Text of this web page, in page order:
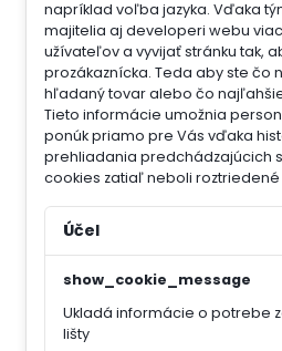
napríklad voľba jazyka. Vďaka
majitelia aj developeri webu
užívateľov a vyvijať stránku tak,
prozákaznícka. Teda aby ste čo
hľadaný tovar alebo čo
Tieto informácie umožnia
ponúk priamo pre Vás vďaka
prehliadania predchádzajúcich
cookies zatiaľ neboli
Účel
show_cookie_message
Ukladá informácie o potrebe
lišty